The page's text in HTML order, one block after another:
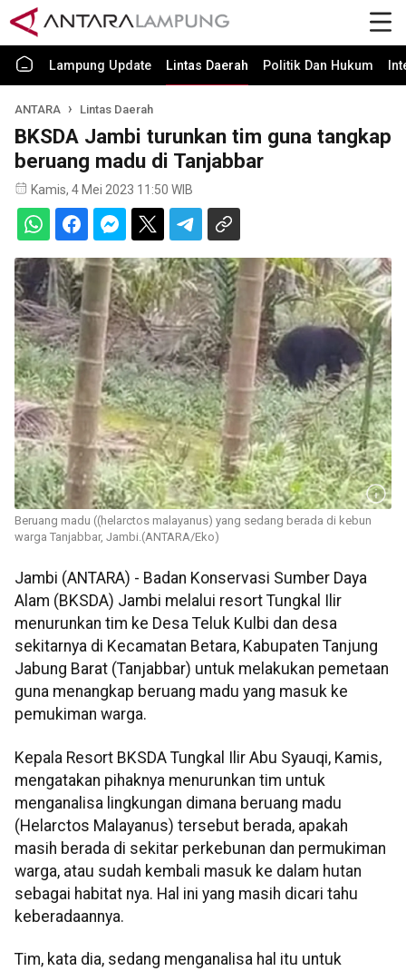
Lampung Update Lintas Daerah Politik Dan Hukum
ANTARA Lintas Daerah
BKSDA Jambi turunkan tim guna tangkap
beruang madu di Tanjabbar
Kamis, 4 Mei 2023 11:50 WIB
Beruang madu ((helarctos malayanus) yang sedang berada di kebun
warga Tanjabbar, Jambi.(ANTARA/Eko)
Jambi (ANTARA) - Badan Konservasi Sumber Daya
Alam (BKSDA) Jambi melalui resort Tungkal Ilir
menurunkan tim ke Desa Teluk Kulbi dan desa
sekitarnya di Kecamatan Betara, Kabupaten Tanjung
Jabung Barat (Tanjabbar) untuk melakukan pemetaan
guna menangkap beruang madu yang masuk ke
pemukiman warga.
Kepala Resort BKSDA Tungkal Ilir Abu Syauqi, Kamis,
mengatakan pihaknya menurunkan tim untuk
menganalisa lingkungan dimana beruang madu
(Helarctos Malayanus) tersebut berada, apakah
masih berada di sekitar perkebunan dan permukiman
warga, atau sudah kembali masuk ke dalam hutan
sebagai habitat nya. Hal ini yang masih dicari tahu
keberadaannya.
Tim, kata dia, sedang menganalisa hal itu untuk